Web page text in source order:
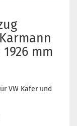
mm
VW Käfer und